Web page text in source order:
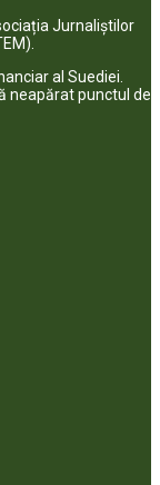
Jurnaliștilor
al Suediei.
neapărat punctul de